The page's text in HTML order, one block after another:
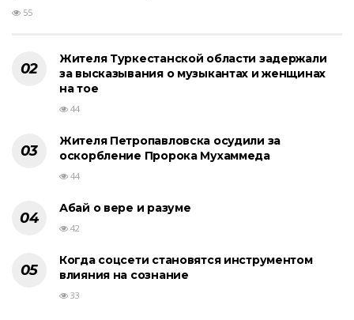
55
Жителя Туркестанской области задержали
за высказывания о музыкантах и женщинах
на тое
44
Жителя Петропавловска осудили за
оскорбление Пророка Мухаммеда
44
Абай о вере и разуме
42
Когда соцсети становятся инструментом
влияния на сознание
33